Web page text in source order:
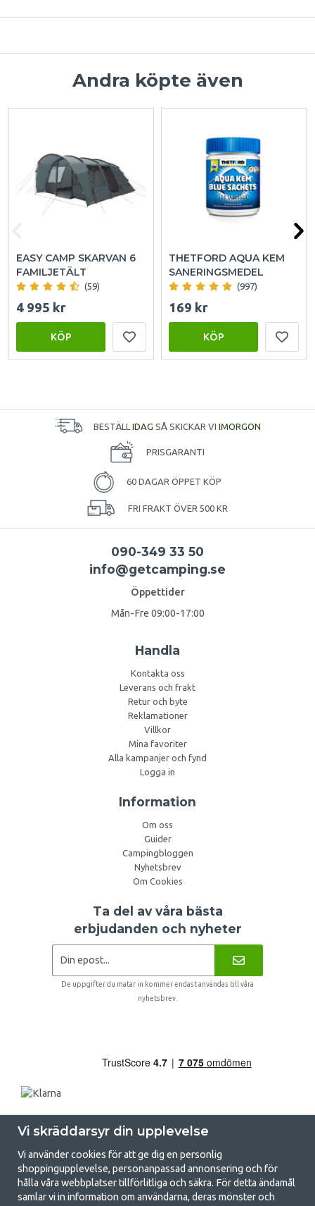
Andra köpte även
EASY CAMP SKARVAN 6
FAMILJETÄLT
(59)
4 995 kr
KÖP
THETFORD AQUA KEM
SANERINGSMEDEL
(997)
169 kr
KÖP
BESTÄLL IDAG SÅ SKICKAR VI IMORGON
PRISGARANTI
60 DAGAR ÖPPET KÖP
FRI FRAKT ÖVER 500 KR
090-349 33 50
info@getcamping.se
Öppettider
Mån-Fre 09:00-17:00
Handla
Kontakta oss
Leverans och frakt
Retur och byte
Reklamationer
Villkor
Mina favoriter
Alla kampanjer och fynd
Logga in
Information
Om oss
Guider
Campingbloggen
Nyhetsbrev
Om Cookies
Ta del av våra bästa
erbjudanden och nyheter
De uppgifter du matar in kommer endast användas till våra
nyhetsbrev.
Vi skräddarsyr din upplevelse
Vi använder cookies för att ge dig en personlig
shoppingupplevelse, personanpassad annonsering och för
hålla våra webbplatser tillförlitliga och säkra. För detta ändamål
samlar vi in information om användarna, deras mönster och